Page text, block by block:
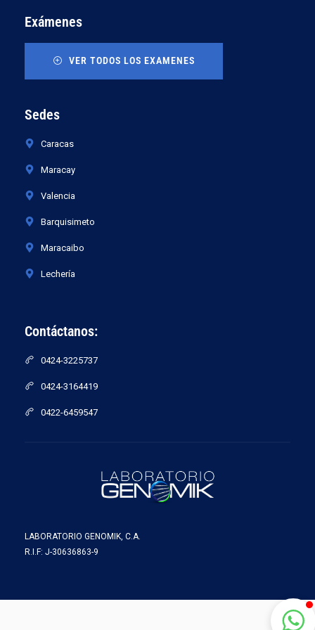
Exámenes
VER TODOS LOS EXAMENES
Sedes
Caracas
Maracay
Valencia
Barquisimeto
Maracaibo
Lechería
Contáctanos:
0424-3225737
0424-3164419
0422-6459547
LABORATORIO GENOMIK, C.A.
R.I.F: J-30636863-9